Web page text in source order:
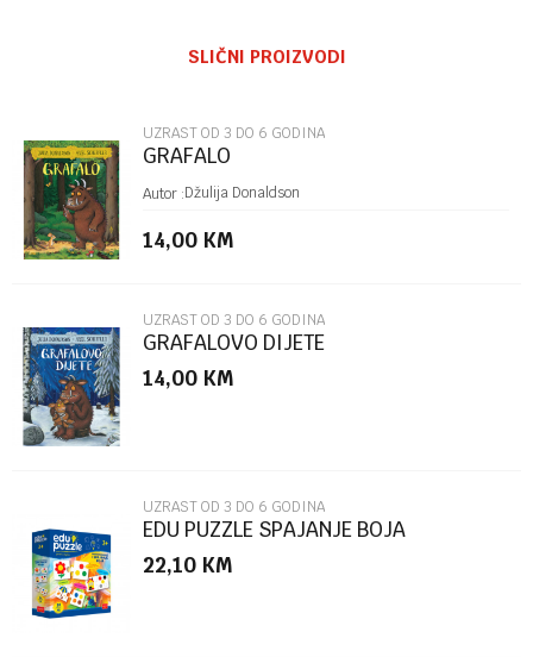
Poruka
POŠALJI
SLIČNI PROIZVODI
UZRAST OD 3 DO 6 GODINA
GRAFALO
Autor :Džulija Donaldson
14,00 KM
UZRAST OD 3 DO 6 GODINA
GRAFALOVO DIJETE
14,00 KM
UZRAST OD 3 DO 6 GODINA
EDU PUZZLE SPAJANJE BOJA
22,10 KM